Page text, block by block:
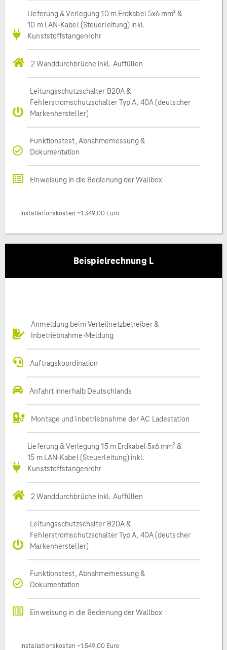
Lieferung & Verlegung 10 m Erdkabel 5x6 mm² &
10 m LAN-Kabel (Steuerleitung) inkl.
Kunststoffstangenrohr
2 Wanddurchbrüche inkl. Auffüllen
Leitungsschutzschalter B20A &
Fehlerstromschutzschalter Typ A, 40A (deutscher
Markenhersteller)
Funktionstest, Abnahmemessung &
Dokumentation
Einweisung in die Bedienung der Wallbox
Installationskosten ~1.349,00 Euro
Beispielrechnung L
Anmeldung beim Verteilnetzbetreiber &
Inbetriebnahme-Meldung
Auftragskoordination
Anfahrt innerhalb Deutschlands
Montage und Inbetriebnahme der AC Ladestation
Lieferung & Verlegung 15 m Erdkabel 5x6 mm² &
15 m LAN-Kabel (Steuerleitung) inkl.
Kunststoffstangenrohr
2 Wanddurchbrüche inkl. Auffüllen
Leitungsschutzschalter B20A &
Fehlerstromschutzschalter Typ A, 40A (deutscher
Markenhersteller)
Funktionstest, Abnahmemessung &
Dokumentation
Einweisung in die Bedienung der Wallbox
Installationskosten ~1.549,00 Euro